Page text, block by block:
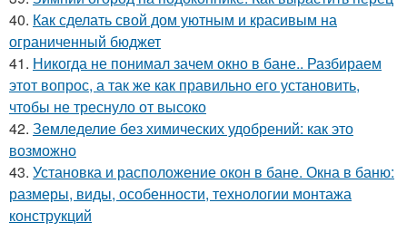
40. Как сделать свой дом уютным и красивым на
ограниченный бюджет
41. Никогда не понимал зачем окно в бане.. Разбираем
этот вопрос, а так же как правильно его установить,
чтобы не треснуло от высоко
42. Земледелие без химических удобрений: как это
возможно
43. Установка и расположение окон в бане. Окна в баню:
размеры, виды, особенности, технологии монтажа
конструкций